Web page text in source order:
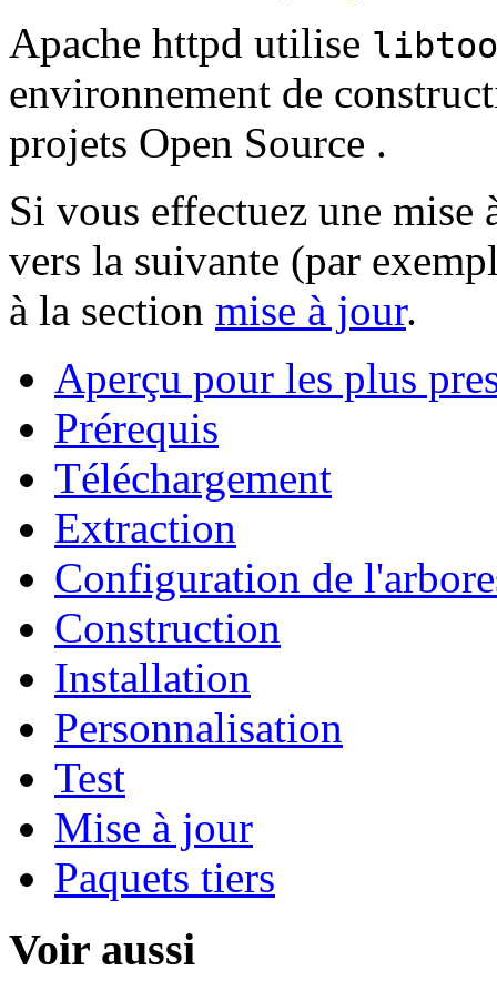
Apache httpd utilise
environnement de
projets Open Source .
Si vous effectuez une
vers la suivante (par
à la section mise à jour.
Aperçu pour les plus
Prérequis
Téléchargement
Extraction
Configuration de
Construction
Installation
Personnalisation
Test
Mise à jour
Paquets tiers
Voir aussi